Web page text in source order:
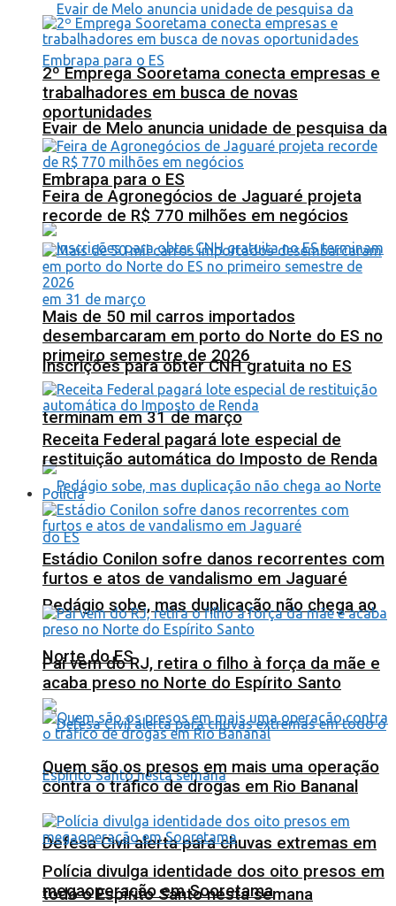
Evair de Melo anuncia unidade de pesquisa da
Embrapa para o ES
Inscrições para obter CNH gratuita no ES
terminam em 31 de março
Pedágio sobe, mas duplicação não chega ao
Norte do ES
Defesa Civil alerta para chuvas extremas em
todo o Espírito Santo nesta semana
2º Emprega Sooretama conecta empresas e
trabalhadores em busca de novas
oportunidades
Feira de Agronegócios de Jaguaré projeta
recorde de R$ 770 milhões em negócios
Mais de 50 mil carros importados
desembarcaram em porto do Norte do ES no
primeiro semestre de 2026
Receita Federal pagará lote especial de
restituição automática do Imposto de Renda
Polícia
Estádio Conilon sofre danos recorrentes com
furtos e atos de vandalismo em Jaguaré
Pai vem do RJ, retira o filho à força da mãe e
acaba preso no Norte do Espírito Santo
Quem são os presos em mais uma operação
contra o tráfico de drogas em Rio Bananal
Polícia divulga identidade dos oito presos em
megaoperação em Sooretama